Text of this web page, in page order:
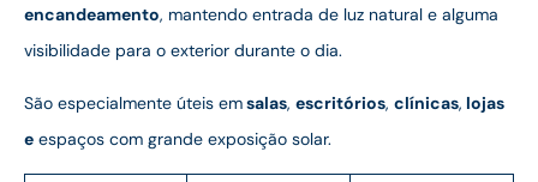
encandeamento, mantendo entrada de luz natural e alguma
visibilidade para o exterior durante o dia.
São especialmente úteis emsalas, escritórios, clínicas, lojas
e espaços com grande exposição solar.